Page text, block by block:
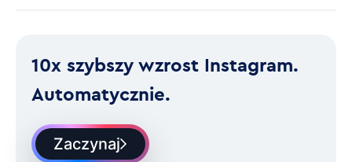
10x szybszy wzrost Instagram.
Automatycznie.
Zaczynaj